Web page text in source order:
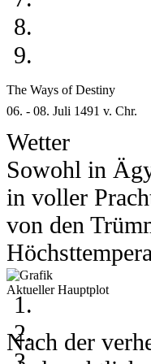
Was erwartet
heraus! Und
ist möglich.
Spielregeln
The Ways of Destiny
06. - 08. Juli 1491 v. Chr.
Wetter
Sowohl in
in voller
von den
Grad runter.
In Kou
Grad. Am 8.
Aktueller Hauptplot
Nach der